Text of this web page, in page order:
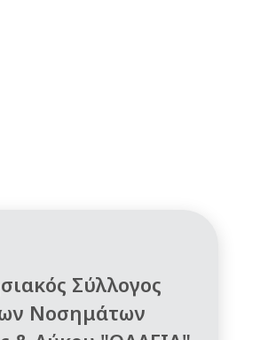
Σύλλογος
Νοσημάτων